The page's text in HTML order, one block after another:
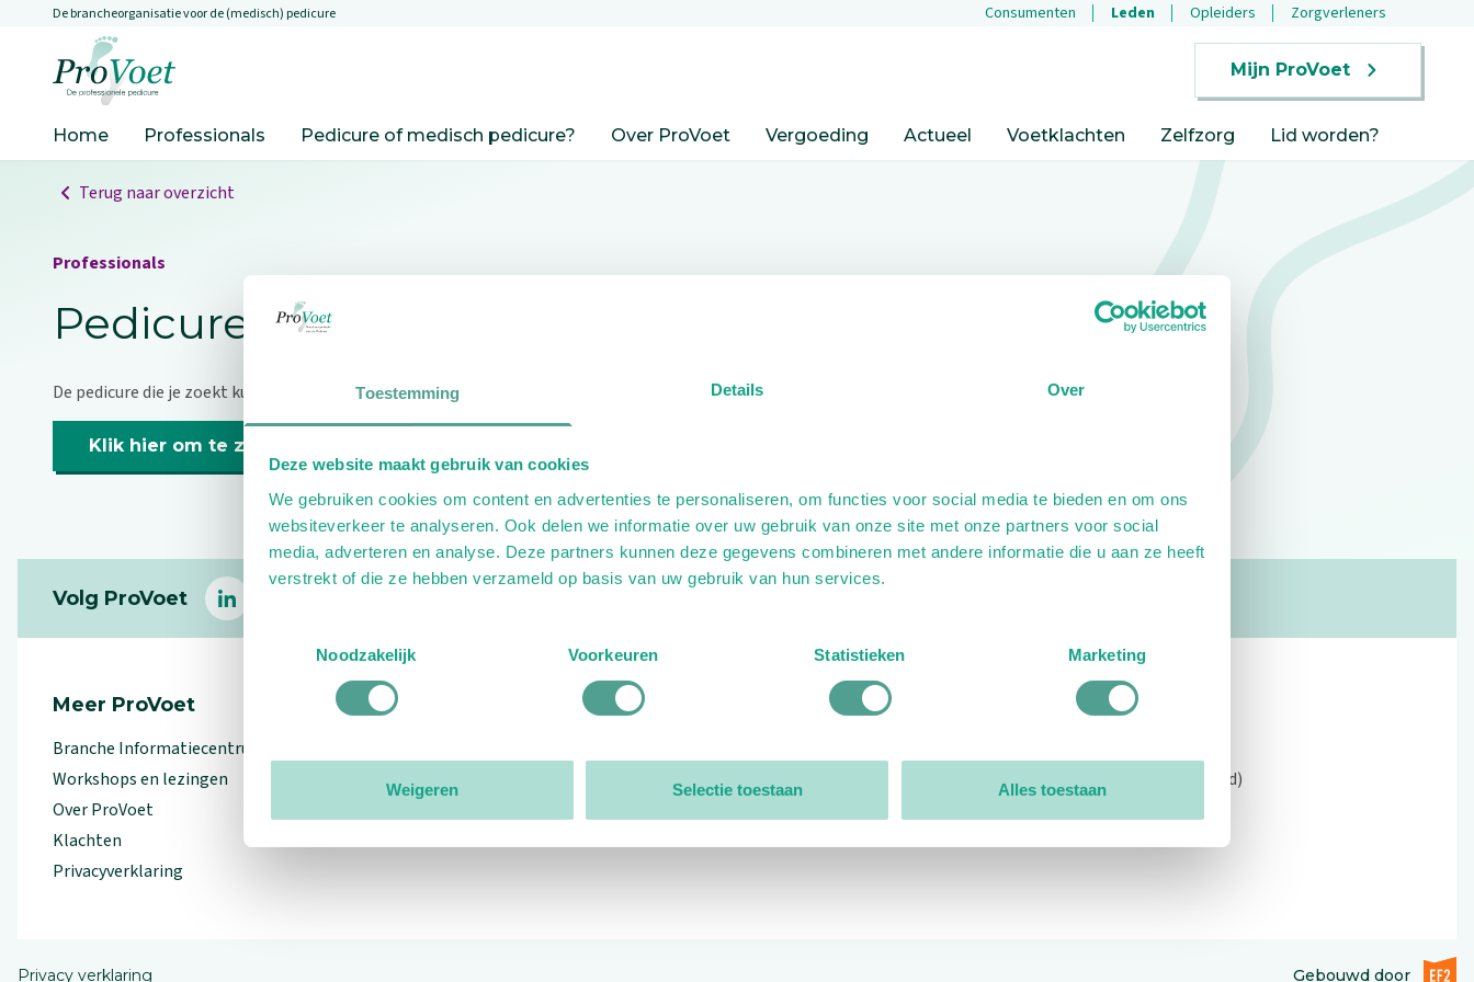
Toestemming Details Over
Deze website maakt gebruik van cookies
We gebruiken cookies om content en advertenties te personaliseren, om functies voor social media te bieden en om ons
websiteverkeer te analyseren. Ook delen we informatie over uw gebruik van onze site met onze partners voor social
media, adverteren en analyse. Deze partners kunnen deze gegevens combineren met andere informatie die u aan ze heeft
verstrekt of die ze hebben verzameld op basis van uw gebruik van hun services.
Noodzakelijk
Voorkeuren Statistieken Marketing
Weigeren Selectie toestaan Alles toestaan
Overslaan en naar de inhoud gaan
De brancheorganisatie voor de (medisch) pedicure Consumenten Leden Opleiders Zorgverleners
Mijn ProVoet
Home Professionals Pedicure of medisch pedicure? Over ProVoet Vergoeding Actueel Voetklachten Zelfzorg Lid worden?
Terug naar overzicht
Professionals
Pedicure niet gevonden
De pedicure die je zoekt kunnen we niet vinden.
Klik hier om te zoeken naar een andere pedicure.
Volg ProVoet
linkedin
Meer ProVoet
Branche Informatiecentrum
Workshops en lezingen
Over ProVoet
Klachten
Privacyverklaring
Organisatie
Open: 09:00 - 12:30 (alleen ochtend)
Privacy verklaring Gebouwd doorEF2